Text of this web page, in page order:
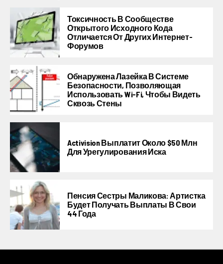
Токсичность В Сообществе
Открытого Исходного Кода
Отличается От Других Интернет-
Форумов
Обнаружена Лазейка В Системе
Безопасности, Позволяющая
Использовать Wi-Fi, Чтобы Видеть
Сквозь Стены
Activision Выплатит Около $50 Млн
Для Урегулирования Иска
Пенсия Сестры Маликова: Артистка
Будет Получать Выплаты В Свои
44 Года